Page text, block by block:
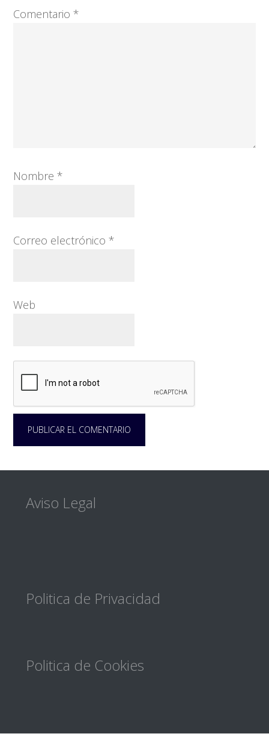
Comentario*
Nombre*
Correo electrónico*
Web
Footer
Aviso Legal
Politica de Privacidad
Politica de Cookies